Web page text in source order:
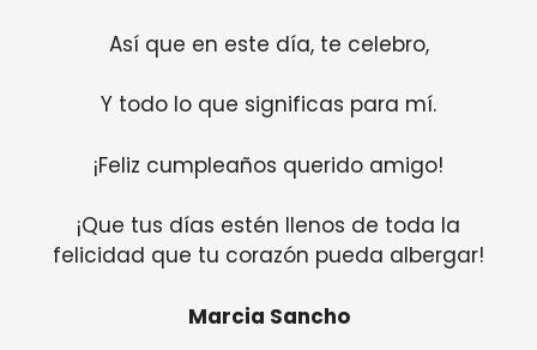
Así que en este día, te celebro,
Y todo lo que significas para mí.
¡Feliz cumpleaños querido amigo!
¡Que tus días estén llenos de toda la
felicidad que tu corazón pueda albergar!
Marcia Sancho